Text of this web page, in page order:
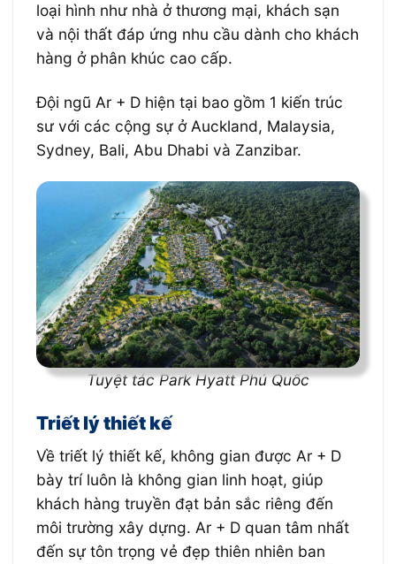
loại hình như nhà ở thương mại, khách sạn
và nội thất đáp ứng nhu cầu dành cho khách
hàng ở phân khúc cao cấp.
Đội ngũ Ar + D hiện tại bao gồm 1 kiến trúc
sư với các cộng sự ở Auckland, Malaysia,
Sydney, Bali, Abu Dhabi và Zanzibar.
Tuyệt tác Park Hyatt Phú Quốc
Triết lý thiết kế
Về triết lý thiết kế, không gian được Ar + D
bày trí luôn là không gian linh hoạt, giúp
khách hàng truyền đạt bản sắc riêng đến
môi trường xây dựng. Ar + D quan tâm nhất
đến sự tôn trọng vẻ đẹp thiên nhiên ban